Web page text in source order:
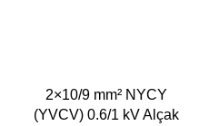
2×10/9 mm² NYCY
(YVCV) 0.6/1 kV Alçak